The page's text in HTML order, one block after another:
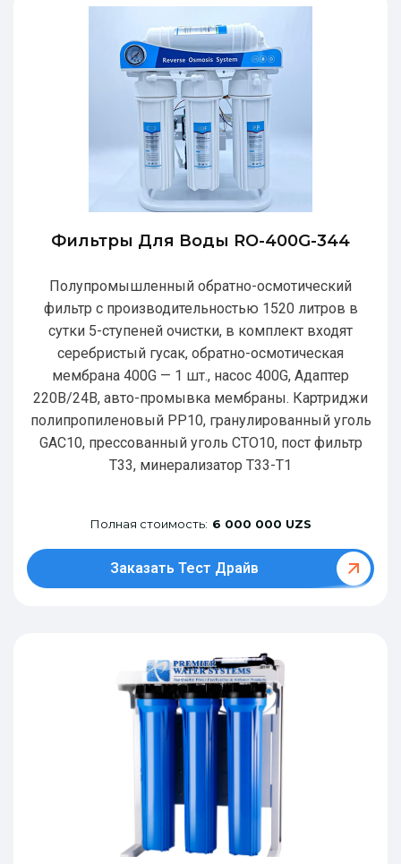
Фильтры Для Воды RO-400G-344
Полупромышленный обратно-осмотический
фильтр с производительностью 1520 литров в
сутки 5-ступеней очистки, в комплект входят
серебристый гусак, обратно-осмотическая
мембрана 400G — 1 шт., насос 400G, Адаптер
220В/24В, авто-промывка мембраны. Картриджи
полипропиленовый РР10, гранулированный уголь
GAC10, прессованный уголь CTO10, пост фильтр
T33, минерализатор Т33-Т1
Полная стоимость: 6 000 000 UZS
Заказать Тест Драйв